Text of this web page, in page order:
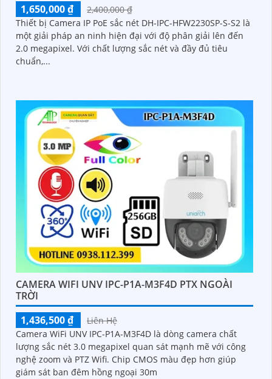
1,650,000 ₫
2,400,000 ₫
Thiết bị Camera IP PoE sắc nét DH-IPC-HFW2230SP-S-S2 là
một giải pháp an ninh hiện đại với độ phân giải lên đến
2.0 megapixel. Với chất lượng sắc nét và đầy đủ tiêu
chuẩn,...
CAMERA WIFI UNV IPC-P1A-M3F4D PTX NGOÀI
TRỜI
1,436,500 ₫
Liên Hệ
Camera WiFi UNV IPC-P1A-M3F4D là dòng camera chất
lượng sắc nét 3.0 megapixel quan sát mạnh mẽ với công
nghệ zoom và PTZ Wifi. Chip CMOS màu đẹp hơn giúp
giám sát ban đêm hồng ngoại 30m